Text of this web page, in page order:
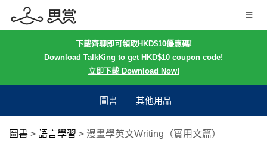
下載齊聊即可領取HKD$10優惠碼!
Download TalkKing to get HKD$10 coupon code!
立即下載 Download Now!
圖書 其他用品
圖書 > 語言學習 > 漫畫學英文Writing（實用文篇）